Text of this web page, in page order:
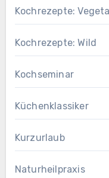
Kochrezepte:
Kochrezepte: Wild
Kochseminar
Küchenklassiker
Kurzurlaub
Naturheilpraxis